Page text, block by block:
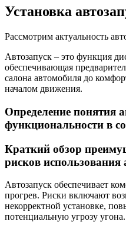
Установка
Рассмотрим актуальность
Автозапуск – это функция
обеспечивающая
салона автомобиля до
началом движения.
Определение понятия
функциональности в
Краткий обзор
рисков использования
Автозапуск обеспечивает
прогрев. Риски включают
некорректной установке,
потенциальную угрозу угона.